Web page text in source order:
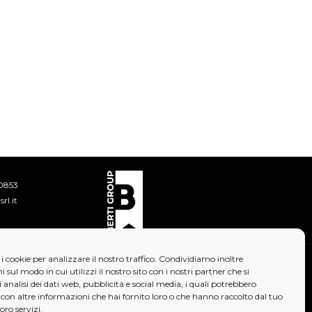
cookie per analizzare il nostro traffico. Condividiamo inoltre
sul modo in cui utilizzi il nostro sito con i nostri partner che si
analisi dei dati web, pubblicità e social media, i quali potrebbero
altre informazioni che hai fornito loro o che hanno raccolto dal tuo
servizi.